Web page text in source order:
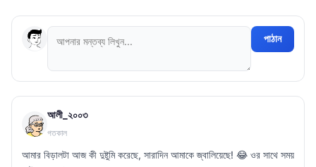
পাঠান
আলী_২০০৩
গতকাল
আমার বিড়ালটা আজ কী দুষ্টুমি করেছে, সারাদিন আমাকে জ্বালিয়েছে! 😂 ওর সাথে সময়